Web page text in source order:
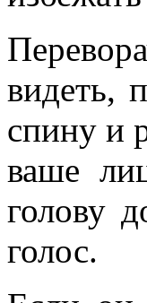
видеть,
спину и
ваше
голову
голос.